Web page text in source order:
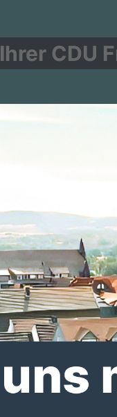
CDU
Mit
Am